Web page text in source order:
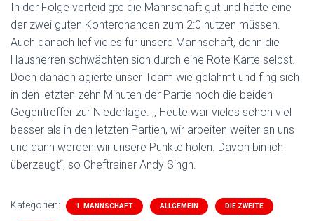
In der Folge verteidigte die Mannschaft gut und hätte eine
der zwei guten Konterchancen zum 2:0 nutzen müssen.
Auch danach lief vieles für unsere Mannschaft, denn die
Hausherren schwächten sich durch eine Rote Karte selbst.
Doch danach agierte unser Team wie gelähmt und fing sich
in den letzten zehn Minuten der Partie noch die beiden
Gegentreffer zur Niederlage. ,, Heute war vieles schon viel
besser als in den letzten Partien, wir arbeiten weiter an uns
und dann werden wir unsere Punkte holen. Davon bin ich
überzeugt“, so Cheftrainer Andy Singh.
Kategorien: 1. MANNSCHAFT ALLGEMEIN DIE ZWEITE